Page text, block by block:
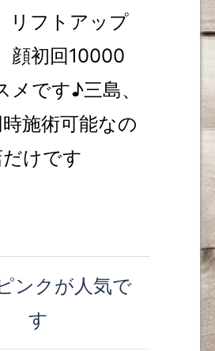
リフトアップ
顔初回10000
メです♪三島、
施術可能なの
けです
ンクが人気で
す